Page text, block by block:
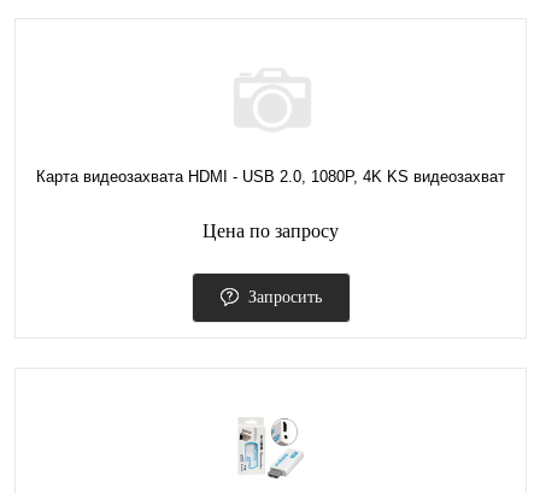
Карта видеозахвата HDMI - USB 2.0, 1080P, 4K KS видеозахват
Цена по запросу
Запросить